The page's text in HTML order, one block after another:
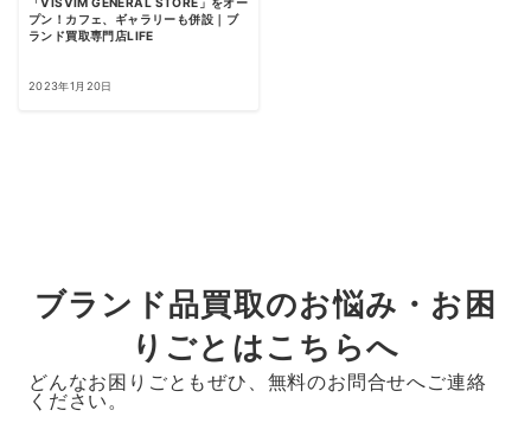
プン！カフェ、ギャラリーも併設｜ブ
ランド買取専門店LIFE
2023年1月20日
ブランド品買取のお悩み・お困
りごとはこちらへ
どんなお困りごともぜひ、無料のお問合せへご連絡
ください。